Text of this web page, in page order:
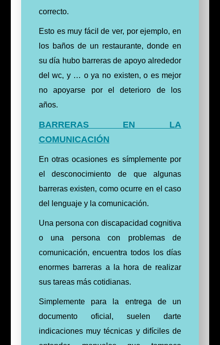
correcto.
Esto es muy fácil de ver, por ejemplo, en
los baños de un restaurante, donde en
su día hubo barreras de apoyo alrededor
del wc, y … o ya no existen, o es mejor
no apoyarse por el deterioro de los
años.
BARRERAS EN LA
COMUNICACIÓN
En otras ocasiones es símplemente por
el desconocimiento de que algunas
barreras existen, como ocurreen el caso
del lenguaje y la comunicación.
Una persona con discapacidad cognitiva
o una persona con problemas de
comunicación, encuentra todos los días
enormes barreras a la hora de realizar
sus tareas más cotidianas.
Simplemente para la entrega de un
documento oficial, suelen darte
indicaciones muy técnicas y difíciles de